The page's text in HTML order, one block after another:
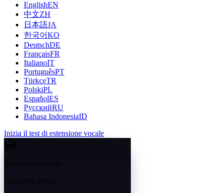
EnglishEN
中文ZH
日本語JA
한국어KO
DeutschDE
FrançaisFR
ItalianoIT
PortuguêsPT
TürkçeTR
PolskiPL
EspañolES
РусскийRU
Bahasa IndonesiaID
Inizia il test di estensione vocale
Strumenti online